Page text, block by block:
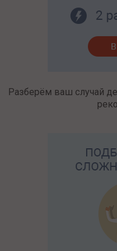
Разберём ваш случай